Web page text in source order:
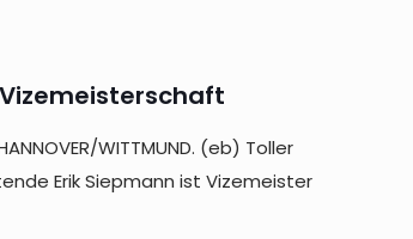
WITTMUND. (eb) Toller
Erik Siepmann ist Vizemeister